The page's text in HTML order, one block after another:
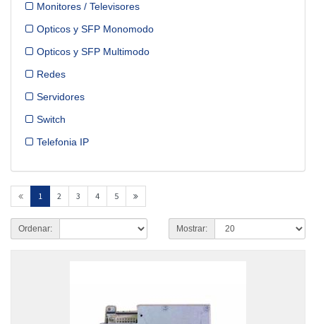
Monitores / Televisores
Opticos y SFP Monomodo
Opticos y SFP Multimodo
Redes
Servidores
Switch
Telefonia IP
1 2 3 4 5
Ordenar: Mostrar: